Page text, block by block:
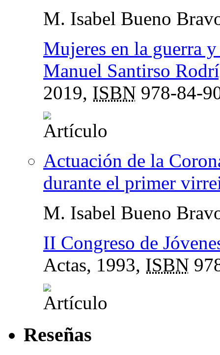
M. Isabel Bueno
Mujeres en la guerra
Manuel Santirso
2019, ISBN 978-84-
Actuación de la
durante el primer
M. Isabel Bueno
II Congreso de
Actas, 1993, ISBN
Reseñas